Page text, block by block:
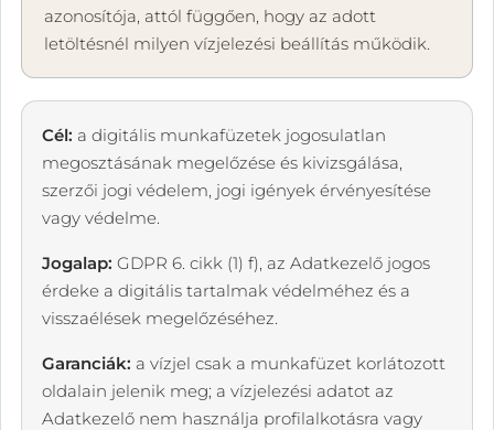
azonosítója, attól függően, hogy az adott
letöltésnél milyen vízjelezési beállítás működik.
Cél: a digitális munkafüzetek jogosulatlan
megosztásának megelőzése és kivizsgálása,
szerzői jogi védelem, jogi igények érvényesítése
vagy védelme.
Jogalap: GDPR 6. cikk (1) f), az Adatkezelő jogos
érdeke a digitális tartalmak védelméhez és a
visszaélések megelőzéséhez.
Garanciák: a vízjel csak a munkafüzet korlátozott
oldalain jelenik meg; a vízjelezési adatot az
Adatkezelő nem használja profilalkotásra vagy